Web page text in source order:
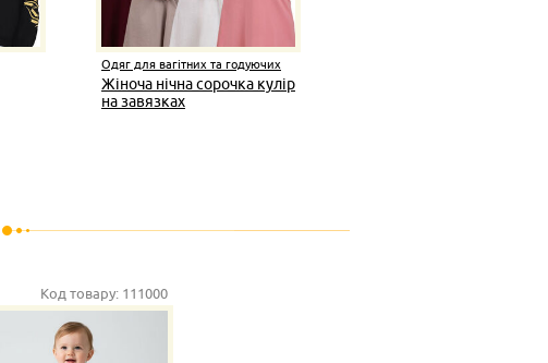
Одяг для вагітних та годуючих
жінок
Жіноча нічна сорочка кулір
на завязках
Код товару: 111000